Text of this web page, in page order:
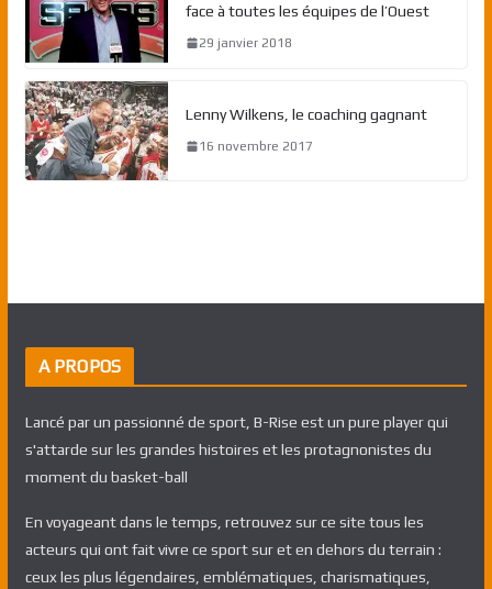
face à toutes les équipes de l’Ouest
29 janvier 2018
Lenny Wilkens, le coaching gagnant
16 novembre 2017
A PROPOS
Lancé par un passionné de sport, B-Rise est un pure player qui
s'attarde sur les grandes histoires et les protagnonistes du
moment du basket-ball
En voyageant dans le temps, retrouvez sur ce site tous les
acteurs qui ont fait vivre ce sport sur et en dehors du terrain :
ceux les plus légendaires, emblématiques, charismatiques,